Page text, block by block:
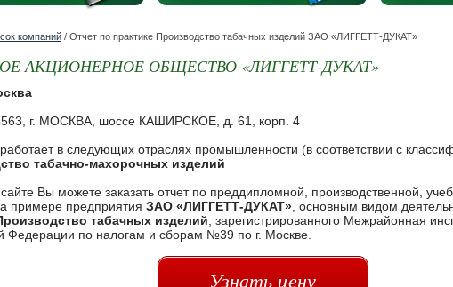
компаний / Отчет по практике Производство табачных изделий ЗАО «ЛИГГЕТТ-ДУКАТ»
АКЦИОНЕРНОЕ ОБЩЕСТВО «ЛИГГЕТТ-ДУКАТ»
г. МОСКВА, шоссе КАШИРСКОЕ, д. 61, корп. 4
в следующих отраслях промышленности (в соответствии с
табачно-махорочных изделий
Вы можете заказать отчет по преддипломной, производственной,
примере предприятия ЗАО «ЛИГГЕТТ-ДУКАТ» , основным видом
табачных изделий , зарегистрированного Межрайонная
Федерации по налогам и сборам №39 по г. Москве.
Узнать цену